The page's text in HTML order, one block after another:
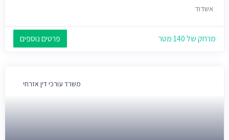
אשדוד
מרחק של 140 מטר פרטים נוספים
משרד עורכי דין אזרחי